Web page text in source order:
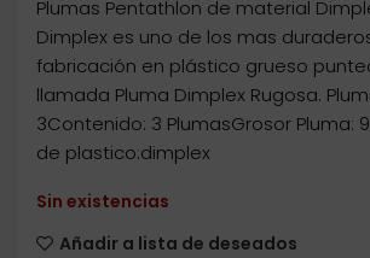
Plumas Pentathlon de material
Dimplex es uno de los mas
fabricación en plástico grueso
llamada Pluma Dimplex Rugosa.
3Contenido: 3 PlumasGrosor Pluma:
de plastico:dimplex
Sin existencias
Añadir a lista de deseados